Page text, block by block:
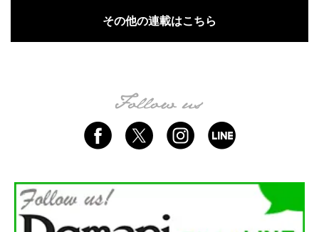
その他の連載はこちら